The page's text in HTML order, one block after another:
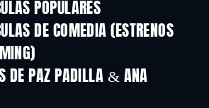
POPULARES
DE COMEDIA (ESTRENOS
DE PAZ PADILLA & ANA